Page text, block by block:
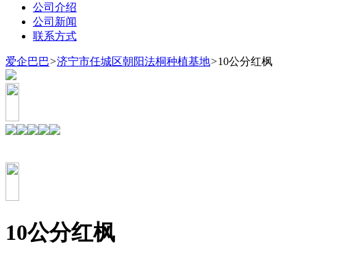
公司介绍
公司新闻
联系方式
爱企巴巴>济宁市任城区朝阳法桐种植基地>10公分红枫
10公分红枫